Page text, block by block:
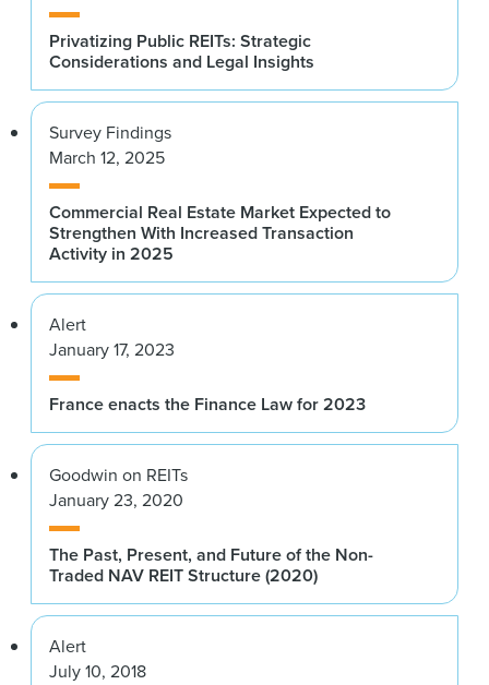
Privatizing Public REITs: Strategic
Considerations and Legal Insights
Survey Findings
March 12, 2025
Commercial Real Estate Market Expected to
Strengthen With Increased Transaction
Activity in 2025
Alert
January 17, 2023
France enacts the Finance Law for 2023
Goodwin on REITs
January 23, 2020
The Past, Present, and Future of the Non-
Traded NAV REIT Structure (2020)
Alert
July 10, 2018